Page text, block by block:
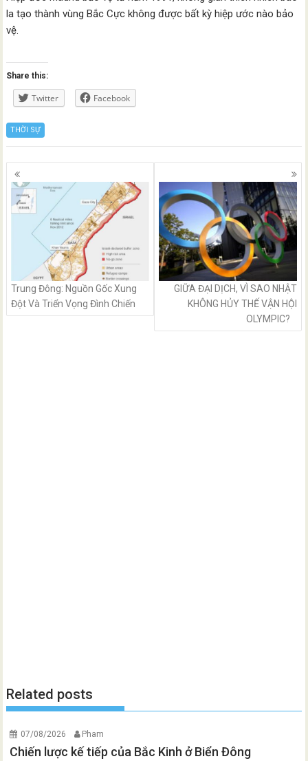
la tạo thành vùng Bắc Cực không được bất kỳ hiệp ước nào bảo
vệ.
Share this:
Twitter Facebook
THỜI SỰ
Posts
navigation
Trung Đông: Nguồn Gốc Xung
Đột Và Triển Vọng Đình Chiến
GIỮA ĐẠI DỊCH, VÌ SAO NHẬT
KHÔNG HỦY THẾ VẬN HỘI
OLYMPIC?
Related posts
07/08/2026 Pham
Chiến lược kế tiếp của Bắc Kinh ở Biển Đông